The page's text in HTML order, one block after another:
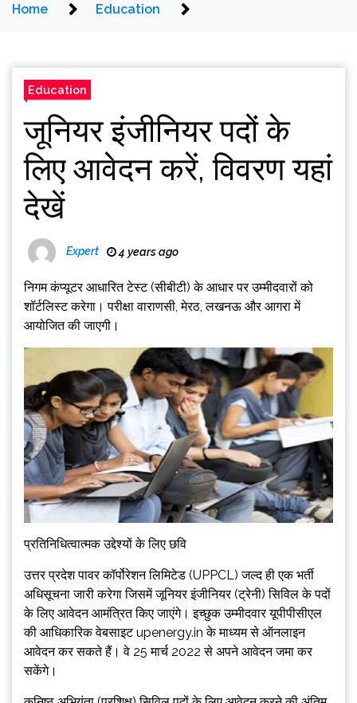
Home Education
Education
जूनियर इंजीनियर पदों के
लिए आवेदन करें, विवरण यहां
देखें
Expert 4 years ago
निगम कंप्यूटर आधारित टेस्ट (सीबीटी) के आधार पर उम्मीदवारों को
शॉर्टलिस्ट करेगा। परीक्षा वाराणसी, मेरठ, लखनऊ और आगरा में
आयोजित की जाएगी।
प्रतिनिधित्वात्मक उद्देश्यों के लिए छवि
उत्तर प्रदेश पावर कॉर्पोरेशन लिमिटेड (UPPCL) जल्द ही एक भर्ती
अधिसूचना जारी करेगा जिसमें जूनियर इंजीनियर (ट्रेनी) सिविल के पदों
के लिए आवेदन आमंत्रित किए जाएंगे। इच्छुक उम्मीदवार यूपीपीसीएल
की आधिकारिक वेबसाइट upenergy.in के माध्यम से ऑनलाइन
आवेदन कर सकते हैं। वे 25 मार्च 2022 से अपने आवेदन जमा कर
सकेंगे।